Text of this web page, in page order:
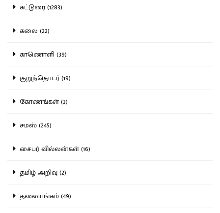
கட்டுரை (1283)
கலை (22)
காணொளி (39)
குறுந்தொடர் (19)
கோணங்கள் (3)
சமஸ் (245)
சைபர் வில்லன்கள் (16)
தமிழ் அறிவு (2)
தலையங்கம் (49)